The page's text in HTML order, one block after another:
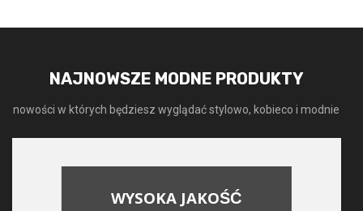
NAJNOWSZE MODNE PRODUKTY
nowości w których będziesz wyglądać stylowo, kobieco i modnie
WYSOKA JAKOŚĆ